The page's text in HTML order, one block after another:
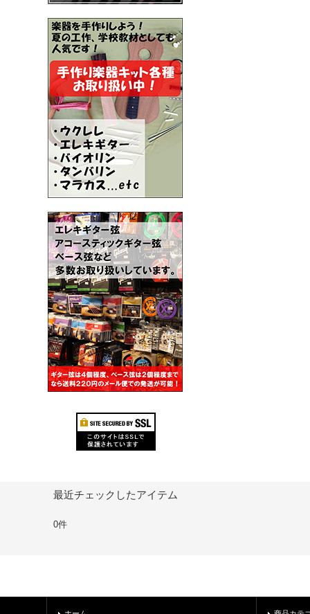
最近チェックしたアイテム
0件